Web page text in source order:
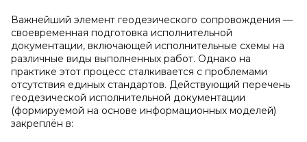
Важнейший элемент геодезического сопровождения —
своевременная подготовка исполнительной
документации, включающей исполнительные схемы на
различные виды выполненных работ. Однако на
практике этот процесс сталкивается с проблемами
отсутствия единых стандартов. Действующий перечень
геодезической исполнительной документации
(формируемой на основе информационных моделей)
закреплён в: